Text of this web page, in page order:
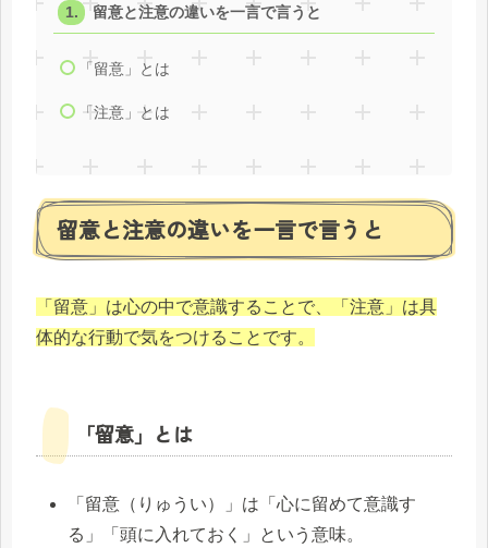
留意と注意の違いを一言で言うと
「留意」とは
「注意」とは
留意と注意の違いを一言で言うと
「留意」は心の中で意識することで、「注意」は具
体的な行動で気をつけることです。
「留意」とは
「留意（りゅうい）」は「心に留めて意識す
る」「頭に入れておく」という意味。